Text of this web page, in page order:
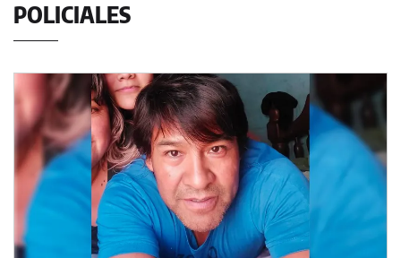
POLICIALES